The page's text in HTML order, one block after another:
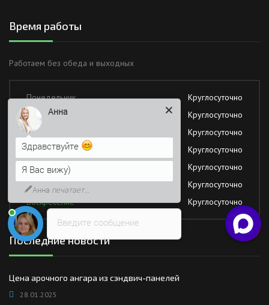
Время работы
Работаем без обеда и выходных
Понедельник
Круглосуточно
Вторник
Круглосуточно
Среда
Круглосуточно
Четверг
Круглосуточно
Пятница
Круглосуточно
Суббота
Круглосуточно
Воскресение
Круглосуточно
Последние новости
Цена арочного ангара из сэндвич-панелей
28.01.2025
Введите сообщение
Анна
Здравствуйте
Я Вас вижу)
Анна печатает...